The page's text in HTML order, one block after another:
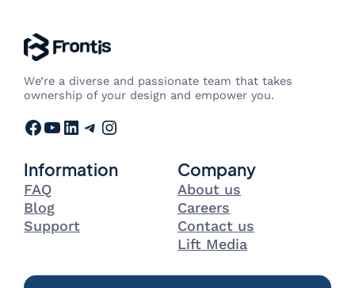
We’re a diverse and passionate team that takes
ownership of your design and empower you.
Facebook YouTube LinkedIn Telegram Instagram
Information
FAQ
Blog
Support
Company
About us
Careers
Contact us
Lift Media